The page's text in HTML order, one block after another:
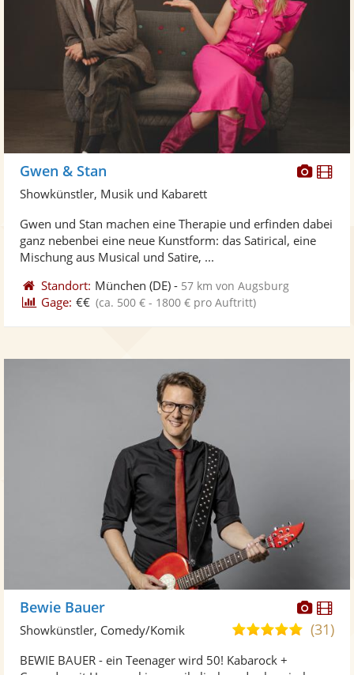
Fotos
Gwen & Stan
Showkünstler, Musik und Kabarett
Gwen und Stan machen eine Therapie und erfinden dabei
ganz nebenbei eine neue Kunstform: das Satirical, eine
Mischung aus Musical und Satire, ...
Standort: München (DE) - 57 km von Augsburg
Gage: €€ (ca. 500 € - 1800 € pro Auftritt)
Bewie Bauer
5,0
5
(31)
Showkünstler, Comedy/Komik
BEWIE BAUER - ein Teenager wird 50! Kabarock +